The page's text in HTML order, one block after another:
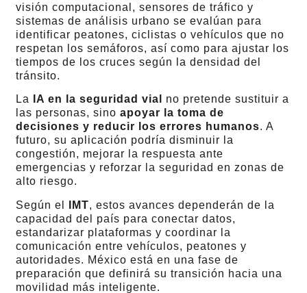
visión computacional, sensores de tráfico y
sistemas de análisis urbano se evalúan para
identificar peatones, ciclistas o vehículos que no
respetan los semáforos, así como para ajustar los
tiempos de los cruces según la densidad del
tránsito.
La IA en la seguridad vial
no pretende sustituir a
las personas, sinoapoyar la toma de
decisiones y reducir los errores humanos. A
futuro, su aplicación podría disminuir la
congestión, mejorar la respuesta ante
emergencias y reforzar la seguridad en zonas de
alto riesgo.
Según el IMT, estos avances dependerán de la
capacidad del país para conectar datos,
estandarizar plataformas y coordinar la
comunicación entre vehículos, peatones y
autoridades. México está en una fase de
preparación que definirá su transición hacia una
movilidad más inteligente.